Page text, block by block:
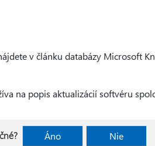
v článku databázy Microsoft
na popis aktualizácií softvéru
Áno Nie